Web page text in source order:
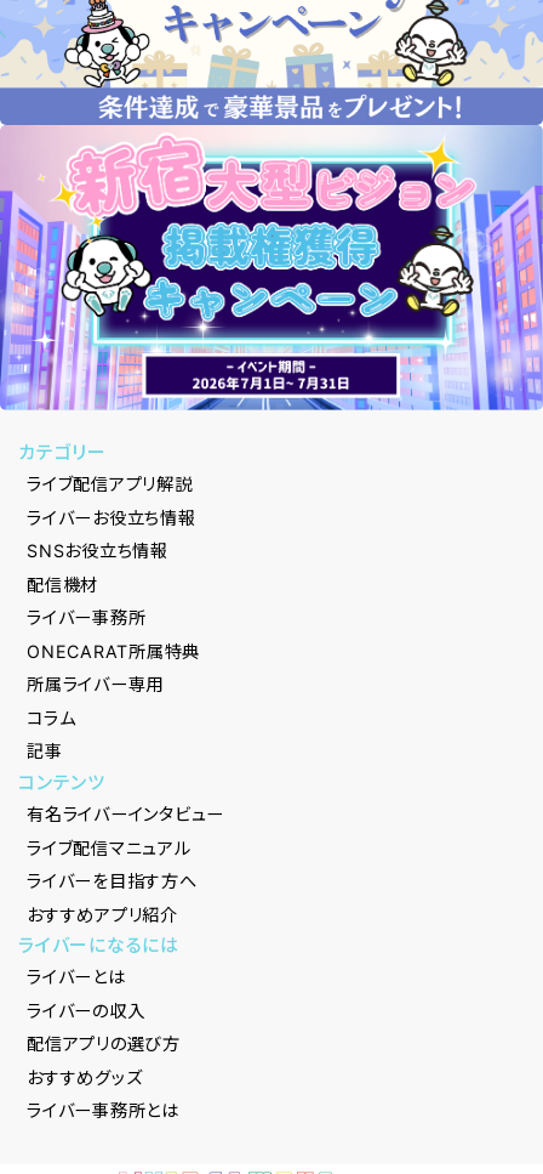
カテゴリー
ライブ配信アプリ解説
ライバーお役立ち情報
SNSお役立ち情報
配信機材
ライバー事務所
ONECARAT所属特典
所属ライバー専用
コラム
記事
コンテンツ
有名ライバーインタビュー
ライブ配信マニュアル
ライバーを目指す方へ
おすすめアプリ紹介
ライバーになるには
ライバーとは
ライバーの収入
配信アプリの選び方
おすすめグッズ
ライバー事務所とは